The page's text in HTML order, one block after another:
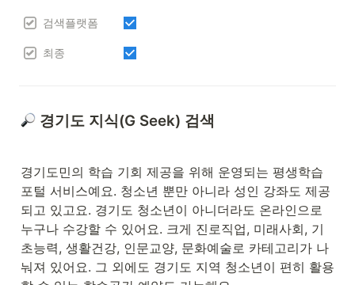
검색플랫폼
최종
경기도 지식(G Seek) 검색
경기도민의 학습 기회 제공을 위해 운영되는 평생학습
포털 서비스예요. 청소년 뿐만 아니라 성인 강좌도 제공
되고 있고요. 경기도 청소년이 아니더라도 온라인으로
누구나 수강할 수 있어요. 크게 진로직업, 미래사회, 기
초능력, 생활건강, 인문교양, 문화예술로 카테고리가 나
눠져 있어요. 그 외에도 경기도 지역 청소년이 편히 활용